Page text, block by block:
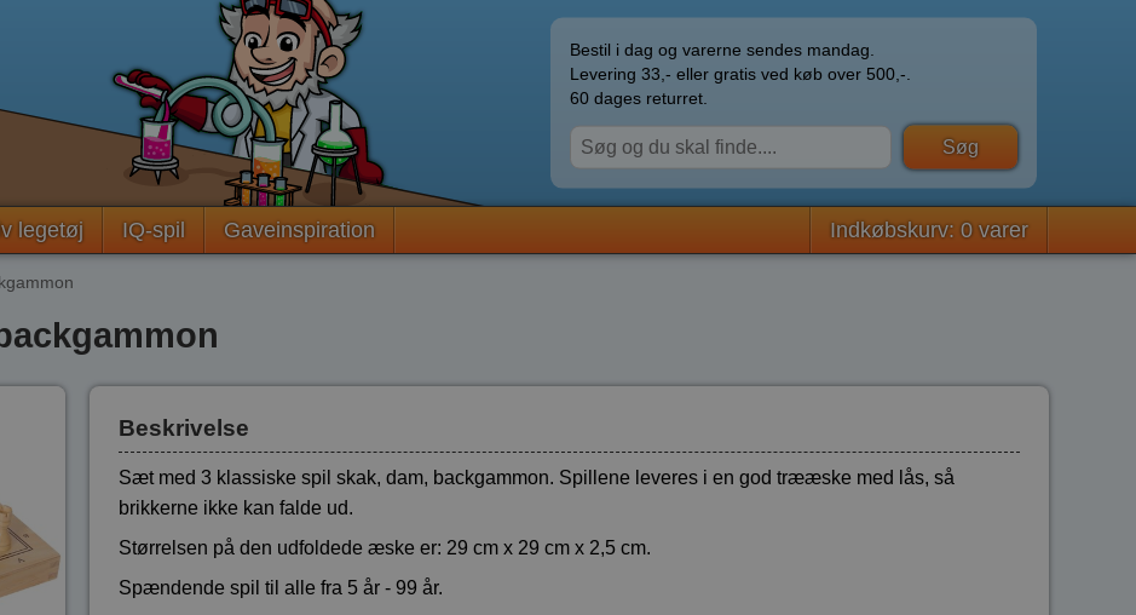
Bestil i dag og varerne sendes mandag.
Levering 33,- eller gratis ved køb over 500,-.
60 dages returret.
legetøj IQ-spil Gaveinspiration Indkøbskurv: 0 varer
Beskrivelse
Sæt med 3 klassiske spil skak, dam, backgammon. Spillene leveres i en god trææske med lås, så
brikkerne ikke kan falde ud.
Størrelsen på den udfoldede æske er: 29 cm x 29 cm x 2,5 cm.
Spændende spil til alle fra 5 år - 99 år.